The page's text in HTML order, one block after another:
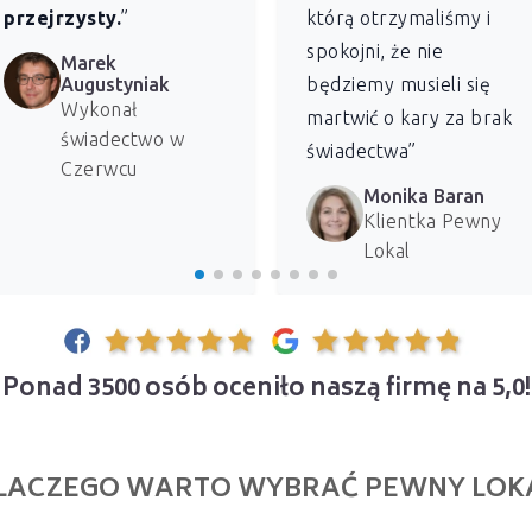
przejrzysty.”
Marek
Augustyniak
Wykonał
świadectwo w
Czerwcu
którą otrzymaliśmy i
spokojni, że nie
będziemy musieli się
martwić o kary za brak
świadectwa”
Monika Baran
Klientka Pewny
Lokal
Ponad 3500 osób oceniło naszą firmę na 5,0!
WARTO WYBRAĆ PEWNY